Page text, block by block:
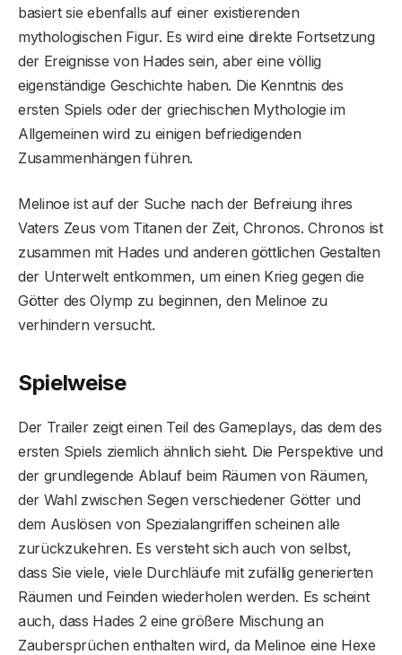
basiert sie ebenfalls auf einer existierenden
mythologischen Figur. Es wird eine direkte Fortsetzung
der Ereignisse von Hades sein, aber eine völlig
eigenständige Geschichte haben. Die Kenntnis des
ersten Spiels oder der griechischen Mythologie im
Allgemeinen wird zu einigen befriedigenden
Zusammenhängen führen.
Melinoe ist auf der Suche nach der Befreiung ihres
Vaters Zeus vom Titanen der Zeit, Chronos. Chronos ist
zusammen mit Hades und anderen göttlichen Gestalten
der Unterwelt entkommen, um einen Krieg gegen die
Götter des Olymp zu beginnen, den Melinoe zu
verhindern versucht.
Spielweise
Der Trailer zeigt einen Teil des Gameplays, das dem des
ersten Spiels ziemlich ähnlich sieht. Die Perspektive und
der grundlegende Ablauf beim Räumen von Räumen,
der Wahl zwischen Segen verschiedener Götter und
dem Auslösen von Spezialangriffen scheinen alle
zurückzukehren. Es versteht sich auch von selbst,
dass Sie viele, viele Durchläufe mit zufällig generierten
Räumen und Feinden wiederholen werden. Es scheint
auch, dass Hades 2 eine größere Mischung an
Zaubersprüchen enthalten wird, da Melinoe eine Hexe